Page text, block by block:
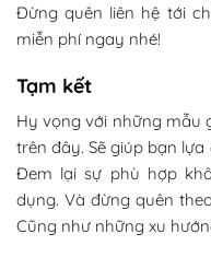
Đừng quên liên hệ tới
miễn phí ngay nhé!
Tạm kết
Hy vọng với những mẫu
trên đây. Sẽ giúp bạn
Đem lại sự phù hợp
dụng. Và đừng quên
Cũng như những xu